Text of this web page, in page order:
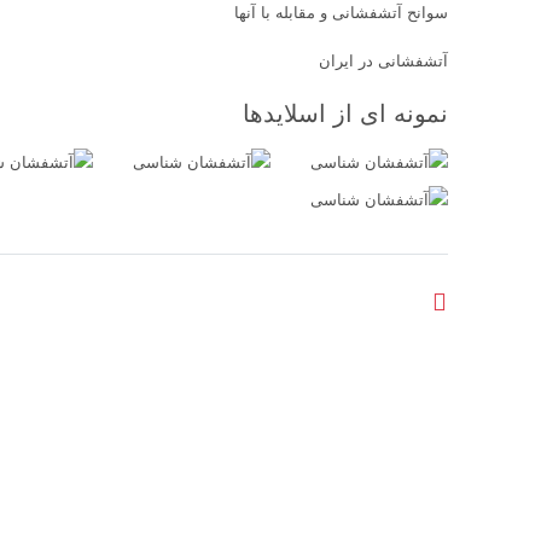
سوانح آتشفشانی و مقابله با آنها
آتشفشانی در ایران
نمونه ای از اسلایدها